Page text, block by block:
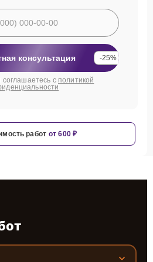
консультация -25%
с политикой
работ от 600 ₽